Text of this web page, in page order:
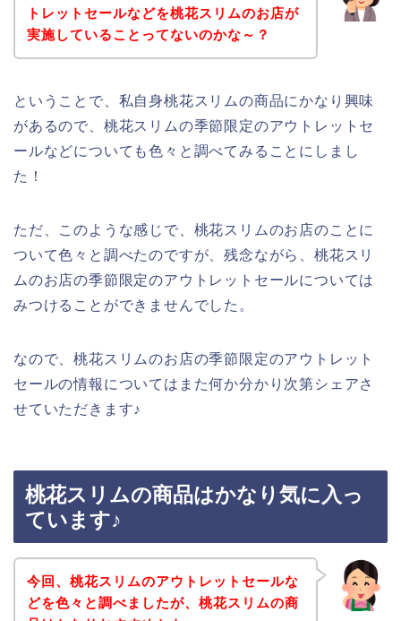
トレットセールなどを桃花スリムのお店が
実施していることってないのかな～？
ということで、私自身桃花スリムの商品にかなり興味
があるので、桃花スリムの季節限定のアウトレットセ
ールなどについても色々と調べてみることにしまし
た！
ただ、このような感じで、桃花スリムのお店のことに
ついて色々と調べたのですが、残念ながら、桃花スリ
ムのお店の季節限定のアウトレットセールについては
みつけることができませんでした。
なので、桃花スリムのお店の季節限定のアウトレット
セールの情報についてはまた何か分かり次第シェアさ
せていただきます♪
桃花スリムの商品はかなり気に入っ
ています♪
今回、桃花スリムのアウトレットセールな
どを色々と調べましたが、桃花スリムの商